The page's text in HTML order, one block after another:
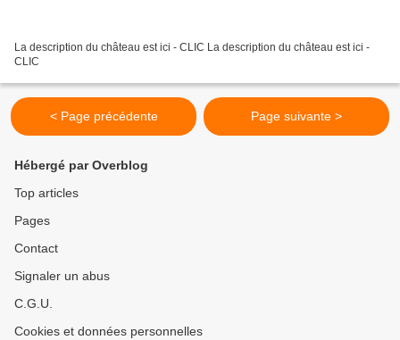
La description du château est ici - CLIC La description du château est ici -
CLIC
< Page précédente Page suivante >
Hébergé par Overblog
Top articles
Pages
Contact
Signaler un abus
C.G.U.
Cookies et données personnelles